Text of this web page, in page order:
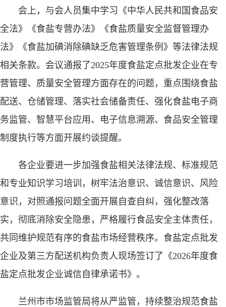
会上，与会人员集中学习《中华人民共和国食品安
全法》《食盐专营办法》《食盐质量安全监督管理办
法》《食盐加碘消除碘缺乏危害管理条例》等法律法规
相关条款。会议通报了2025年度食盐定点批发企业在专
营管理、质量安全管理方面存在的问题，重点围绕食盐
配送、仓储管理、落实社会储备责任、强化食盐电子商
务监管、智慧平台应用、电子信息溯源、食品安全管理
制度执行等方面开展约谈提醒。
各企业要进一步加强食盐相关法律法规、标准规范
和专业知识学习培训，树牢法治意识、诚信意识、风险
意识，对照通报问题全面开展自查自纠，强化整改落
实，彻底消除安全隐患，严格履行食品安全主体责任，
共同维护规范有序的食盐市场经营秩序。食盐定点批发
企业及第三方配送机构负责人现场签订了《2026年度食
盐定点批发企业诚信自律承诺书》。
兰州市市场监管局将从严监管，持续整治规范食盐